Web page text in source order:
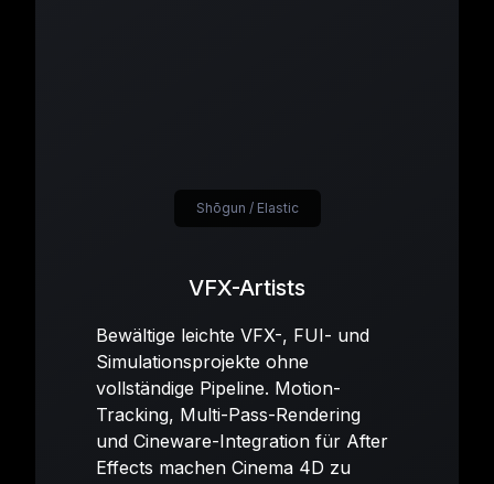
VFX-Artists
Bewältige leichte VFX-, FUI- und
Simulationsprojekte ohne
vollständige Pipeline. Motion-
Tracking, Multi-Pass-Rendering
und Cineware-Integration für After
Effects machen Cinema 4D zu
Shōgun / Elastic